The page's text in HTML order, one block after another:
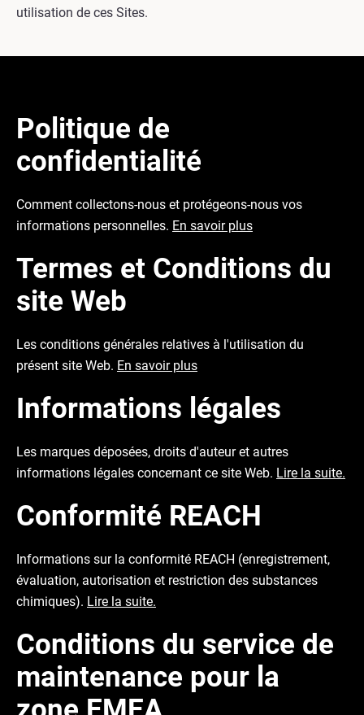
utilisation de ces Sites.
Politique de
confidentialité
Comment collectons-nous et protégeons-nous vos
informations personnelles. En savoir plus
Termes et Conditions du
site Web
Les conditions générales relatives à l'utilisation du
présent site Web. En savoir plus
Informations légales
Les marques déposées, droits d'auteur et autres
informations légales concernant ce site Web. Lire la suite.
Conformité REACH
Informations sur la conformité REACH (enregistrement,
évaluation, autorisation et restriction des substances
chimiques). Lire la suite.
Conditions du service de
maintenance pour la